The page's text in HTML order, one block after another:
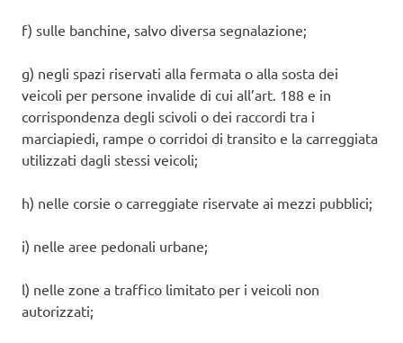
f) sulle banchine, salvo diversa segnalazione;
g) negli spazi riservati alla fermata o alla sosta dei
veicoli per persone invalide di cui all’art. 188 e in
corrispondenza degli scivoli o dei raccordi tra i
marciapiedi, rampe o corridoi di transito e la carreggiata
utilizzati dagli stessi veicoli;
h) nelle corsie o carreggiate riservate ai mezzi pubblici;
i) nelle aree pedonali urbane;
l) nelle zone a traffico limitato per i veicoli non
autorizzati;